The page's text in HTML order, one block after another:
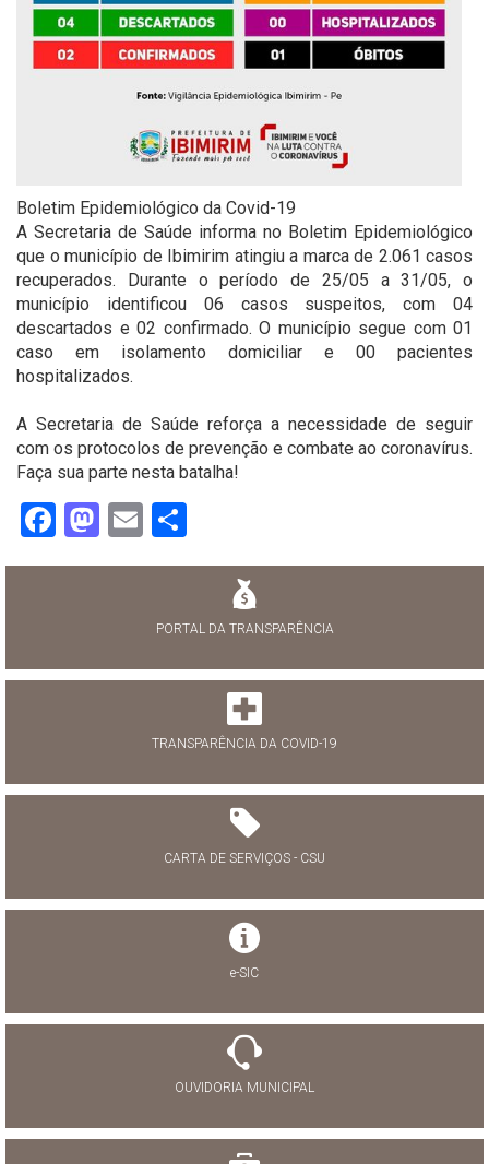
Boletim Epidemiológico da Covid-19
A Secretaria de Saúde informa no Boletim Epidemiológico
que o município de Ibimirim atingiu a marca de 2.061 casos
recuperados. Durante o período de 25/05 a 31/05, o
município identificou 06 casos suspeitos, com 04
descartados e 02 confirmado. O município segue com 01
caso em isolamento domiciliar e 00 pacientes
hospitalizados.
A Secretaria de Saúde reforça a necessidade de seguir
com os protocolos de prevenção e combate ao coronavírus.
Faça sua parte nesta batalha!
Facebook
Mastodon
Email
PORTAL DA TRANSPARÊNCIA
TRANSPARÊNCIA DA COVID-19
CARTA DE SERVIÇOS - CSU
e-SIC
OUVIDORIA MUNICIPAL